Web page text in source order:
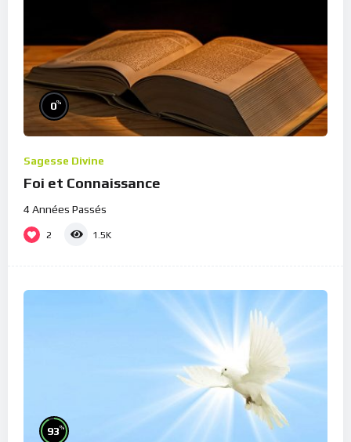
0%
Sagesse Divine
Foi et Connaissance
4 Années Passés
2 1.5K
93%